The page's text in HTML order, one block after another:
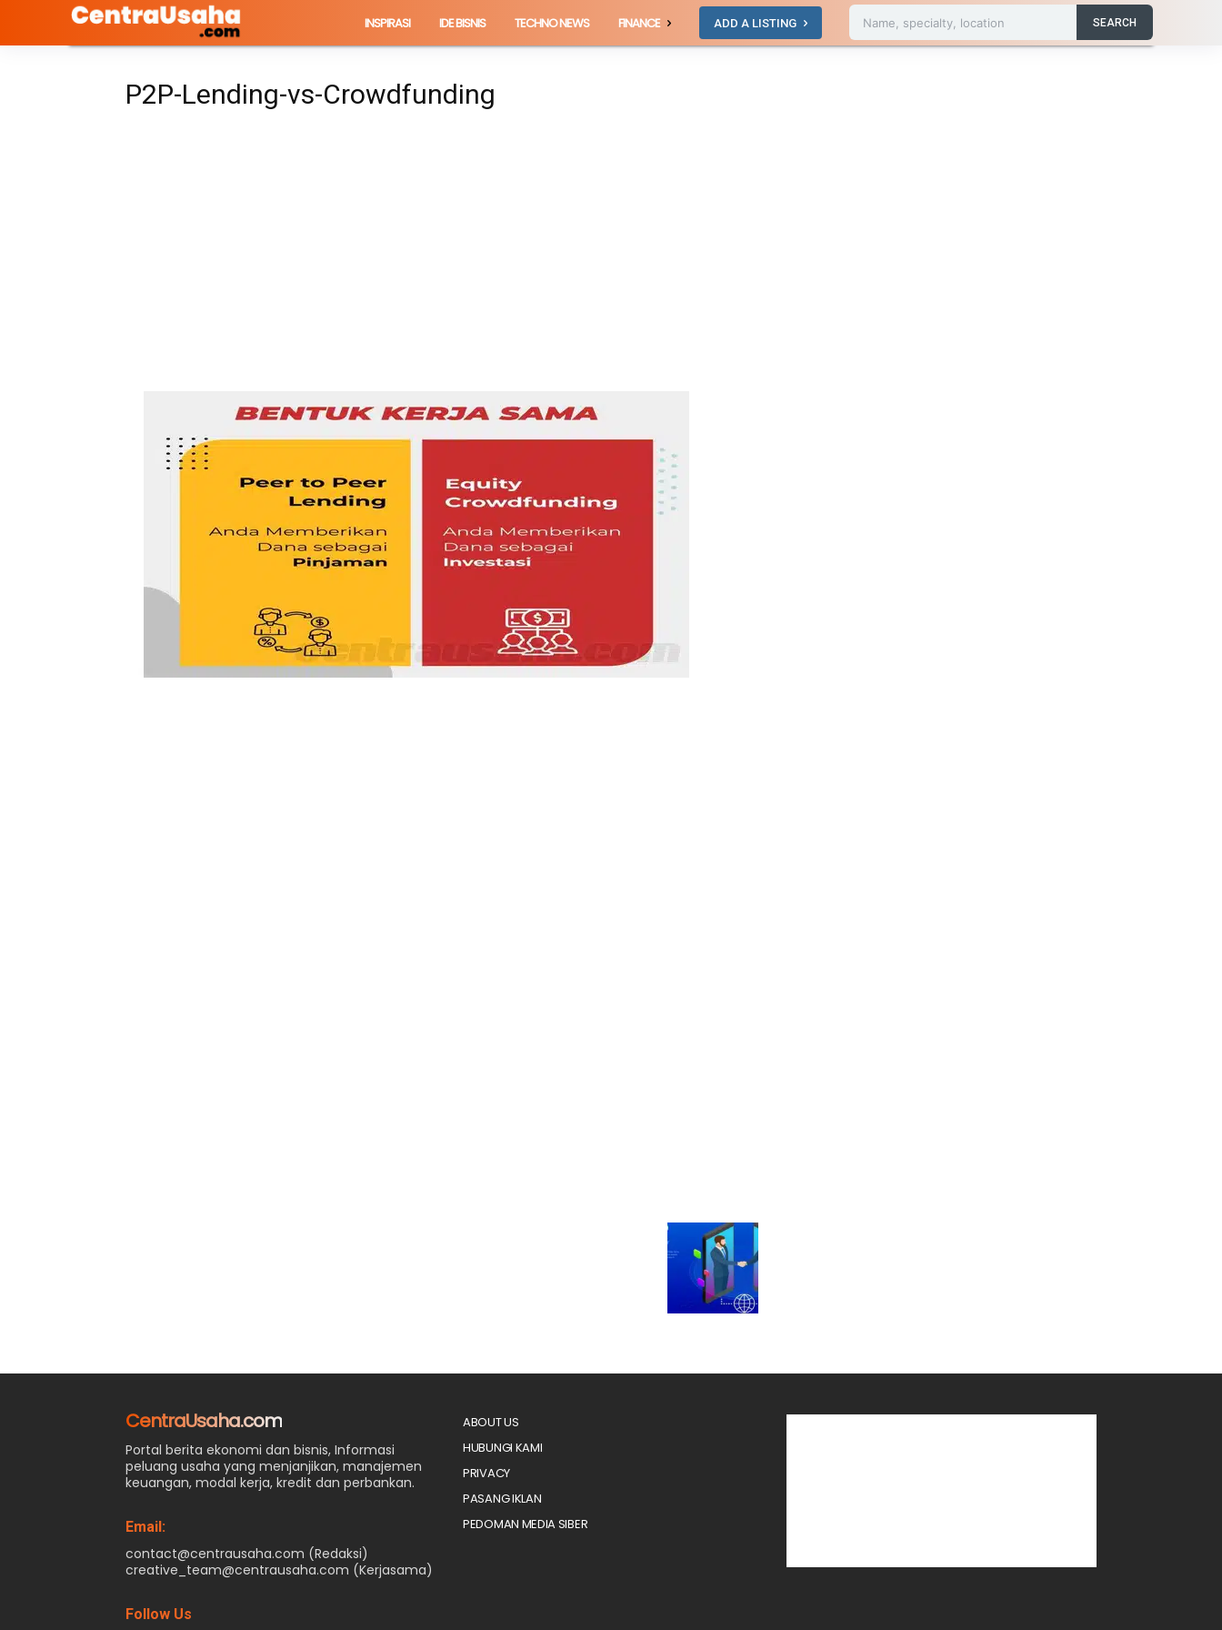
INSPIRASI IDE BISNIS TECHNO NEWS FINANCE ADD A LISTING Name, specialty, location SEARCH
P2P-Lending-vs-Crowdfunding
CentraUsaha.com
Portal berita ekonomi dan bisnis, Informasi
peluang usaha yang menjanjikan, manajemen
keuangan, modal kerja, kredit dan perbankan.
Email:
contact@centrausaha.com (Redaksi)
creative_team@centrausaha.com (Kerjasama)
Follow Us
ABOUT US
HUBUNGI KAMI
PRIVACY
PASANG IKLAN
PEDOMAN MEDIA SIBER